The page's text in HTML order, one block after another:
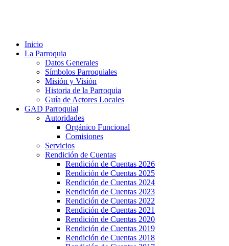
Inicio
La Parroquia
Datos Generales
Símbolos Parroquiales
Misión y Visión
Historia de la Parroquia
Guía de Actores Locales
GAD Parroquial
Autoridades
Orgánico Funcional
Comisiones
Servicios
Rendición de Cuentas
Rendición de Cuentas 2026
Rendición de Cuentas 2025
Rendición de Cuentas 2024
Rendición de Cuentas 2023
Rendición de Cuentas 2022
Rendición de Cuentas 2021
Rendición de Cuentas 2020
Rendición de Cuentas 2019
Rendición de Cuentas 2018